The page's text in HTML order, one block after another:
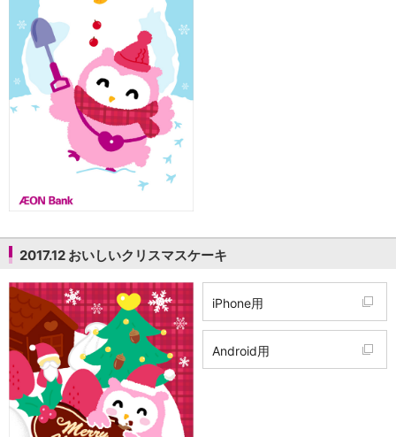
2017.12 おいしいクリスマスケーキ
iPhone用
Android用